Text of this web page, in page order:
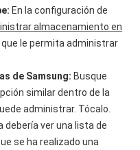
En la configuración de
almacenamiento en
le permita administrar
de Samsung: Busque
similar dentro de la
administrar. Tócalo.
debería ver una lista de
se ha realizado una